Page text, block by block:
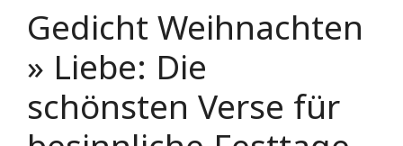
Gedicht Weihnachten
» Liebe: Die
schönsten Verse für